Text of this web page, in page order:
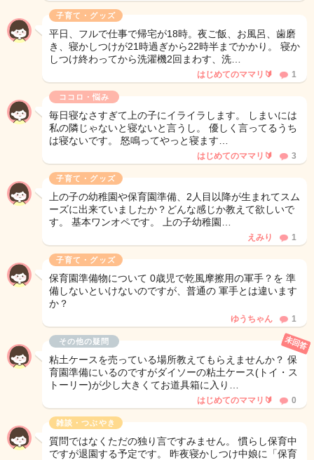
子育て・グッズ
平日、フルで仕事で帰宅が18時。夜ご飯、お風呂、歯磨
き、寝かしつけが21時過ぎから22時半までかかり。 寝か
しつけ終わってから洗濯機2回まわす、洗…
はじめてのママリ🔰 1
ココロ・悩み
毎日寝なさすぎて上の子にイライラします。 しまいには
私の隣じゃないと寝ないと言うし。 優しく言ってるうち
は寝ないです。 怒鳴ってやっと寝ます…
はじめてのママリ🔰 3
子育て・グッズ
上の子の幼稚園や保育園準備、2人目以降が生まれてスム
ーズに出来ていましたか？どんな感じか教えて欲しいで
す。 基本ワンオペです。 上の子幼稚園…
えみり 1
子育て・グッズ
保育園準備物について 0歳児で乾風摩擦用の軍手？を 準
備しないといけないのですが、普通の 軍手とは違います
か？
ゆうちゃん 1
その他の疑問
粘土ケースを売っている場所教えてもらえませんか？ 保
育園準備にいるのですがダイソーの粘土ケース(トイ・ス
トーリー)が少し大きくてお道具箱に入り…
未回答
はじめてのママリ🔰 0
雑談・つぶやき
質問ではなくただの独り言ですみません。 慣らし保育中
ですが退園する予定です。 昨夜寝かしつけ中娘に「保育